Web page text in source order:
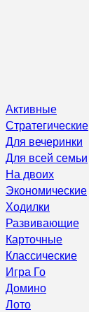
Активные
Стратегические
Для вечеринки
Для всей семьи
На двоих
Экономические
Ходилки
Развивающие
Карточные
Классические
Игра Го
Домино
Лото